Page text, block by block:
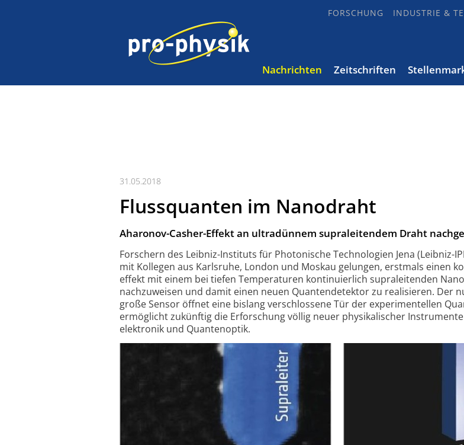
FORSCHUNG INDUSTRIE &
Nachrichten Zeitschriften
31.05.2018
Flussquanten im Nanodraht
Aharonov-Casher-Effekt an ultradünnem supraleitendem Draht
Forschern des Leibniz-Instituts für Photonische Technologien Jena (Leibniz-
mit Kollegen aus Karlsruhe, London und Moskau gelungen, erstmals einen
effekt mit einem bei tiefen Temperaturen kontinuierlich supra­leitenden
nachzuweisen und damit einen neuen Quanten­detektor zu realisieren. Der
große Sensor öffnet eine bislang verschlossene Tür der experimentellen
ermöglicht zukünftig die Erforschung völlig neuer physikalischer
elektronik und Quanten­optik.